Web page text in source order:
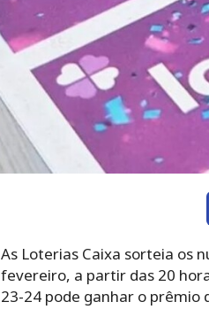
As Loterias Caixa sorteia os
fevereiro, a partir das 20
23-24 pode ganhar o prêmio